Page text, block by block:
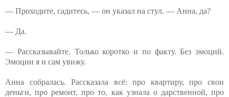
— Проходите, садитесь, — он указал на стул. — Анна, да?
— Да.
— Рассказывайте. Только коротко и по факту. Без эмоций.
Эмоции я и сам увижу.
Анна собралась. Рассказала всё: про квартиру, про свои
деньги, про ремонт, про то, как узнала о дарственной, про